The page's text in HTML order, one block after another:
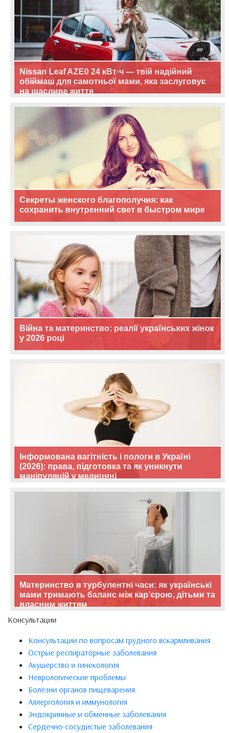
Nissan Leaf AZE0 24 кВт·ч — твій надійний
обіймаш для самотньої мами, яка заслуговує
на щасливе життя
Секреты женского благополучия: как
сохранить внутренний свет в быстром мире
Війна та материнство: реалії українських жінок
у 2026 році
Інформована вагітність і пологи в Україні
(2026): права, підготовка та як уникнути
маніпуляцій у медицині
Материнство в турбулентні часи: як українські
мами тримають баланс між кар’єрою, дітьми та
власним життям
Консультации
Консультации по вопросам грудного вскармливания
Острые респираторные заболевания
Акушерство и гинекология
Неврологические проблемы
Болезни органов пищеварения
Аллергология и иммунология
Эндокринные и обменные заболевания
Сердечно-сосудистые заболевания